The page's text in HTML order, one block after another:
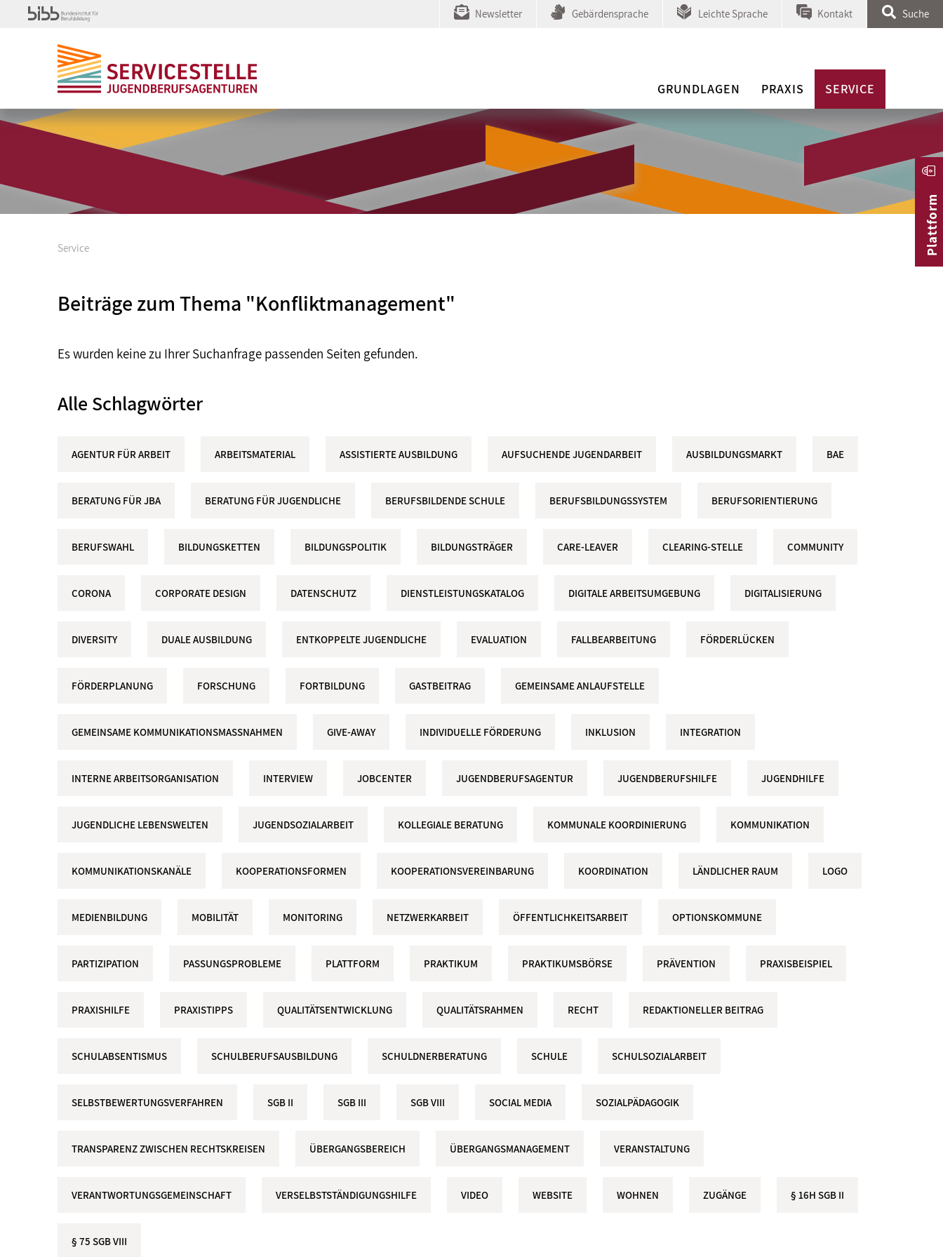
Newsletter Gebärdensprache Leichte Sprache Kontakt Suche
GRUNDLAGEN PRAXIS SERVICE
Plattform
Service
Beiträge zum Thema "Konfliktmanagement"
Es wurden keine zu Ihrer Suchanfrage passenden Seiten gefunden.
Alle Schlagwörter
AGENTUR FÜR ARBEIT ARBEITSMATERIAL ASSISTIERTE AUSBILDUNG AUFSUCHENDE JUGENDARBEIT AUSBILDUNGSMARKT BAE
BERATUNG FÜR JBA BERATUNG FÜR JUGENDLICHE BERUFSBILDENDE SCHULE BERUFSBILDUNGSSYSTEM BERUFSORIENTIERUNG
BERUFSWAHL BILDUNGSKETTEN BILDUNGSPOLITIK BILDUNGSTRÄGER CARE-LEAVER CLEARING-STELLE COMMUNITY
CORONA CORPORATE DESIGN DATENSCHUTZ DIENSTLEISTUNGSKATALOG DIGITALE ARBEITSUMGEBUNG DIGITALISIERUNG
DIVERSITY DUALE AUSBILDUNG ENTKOPPELTE JUGENDLICHE EVALUATION FALLBEARBEITUNG FÖRDERLÜCKEN
FÖRDERPLANUNG FORSCHUNG FORTBILDUNG GASTBEITRAG GEMEINSAME ANLAUFSTELLE
GEMEINSAME KOMMUNIKATIONSMASSNAHMEN GIVE-AWAY INDIVIDUELLE FÖRDERUNG INKLUSION INTEGRATION
INTERNE ARBEITSORGANISATION INTERVIEW JOBCENTER JUGENDBERUFSAGENTUR JUGENDBERUFSHILFE JUGENDHILFE
JUGENDLICHE LEBENSWELTEN JUGENDSOZIALARBEIT KOLLEGIALE BERATUNG KOMMUNALE KOORDINIERUNG KOMMUNIKATION
KOMMUNIKATIONSKANÄLE KOOPERATIONSFORMEN KOOPERATIONSVEREINBARUNG KOORDINATION LÄNDLICHER RAUM LOGO
MEDIENBILDUNG MOBILITÄT MONITORING NETZWERKARBEIT ÖFFENTLICHKEITSARBEIT OPTIONSKOMMUNE
PARTIZIPATION PASSUNGSPROBLEME PLATTFORM PRAKTIKUM PRAKTIKUMSBÖRSE PRÄVENTION PRAXISBEISPIEL
PRAXISHILFE PRAXISTIPPS QUALITÄTSENTWICKLUNG QUALITÄTSRAHMEN RECHT REDAKTIONELLER BEITRAG
SCHULABSENTISMUS SCHULBERUFSAUSBILDUNG SCHULDNERBERATUNG SCHULE SCHULSOZIALARBEIT
SELBSTBEWERTUNGSVERFAHREN SGB II SGB III SGB VIII SOCIAL MEDIA SOZIALPÄDAGOGIK
TRANSPARENZ ZWISCHEN RECHTSKREISEN ÜBERGANGSBEREICH ÜBERGANGSMANAGEMENT VERANSTALTUNG
VERANTWORTUNGSGEMEINSCHAFT VERSELBSTSTÄNDIGUNGSHILFE VIDEO WEBSITE WOHNEN ZUGÄNGE § 16H SGB II
§ 75 SGB VIII